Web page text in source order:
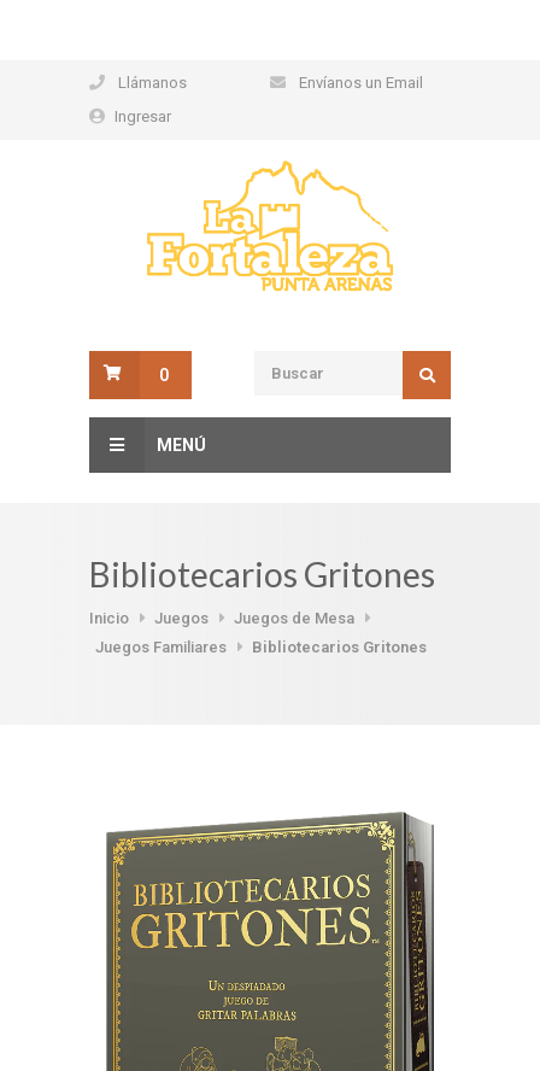
Llámanos
Envíanos un Email
Ingresar
0
MENÚ
Bibliotecarios Gritones
Inicio Juegos
Juegos de Mesa
Juegos Familiares
Bibliotecarios Gritones